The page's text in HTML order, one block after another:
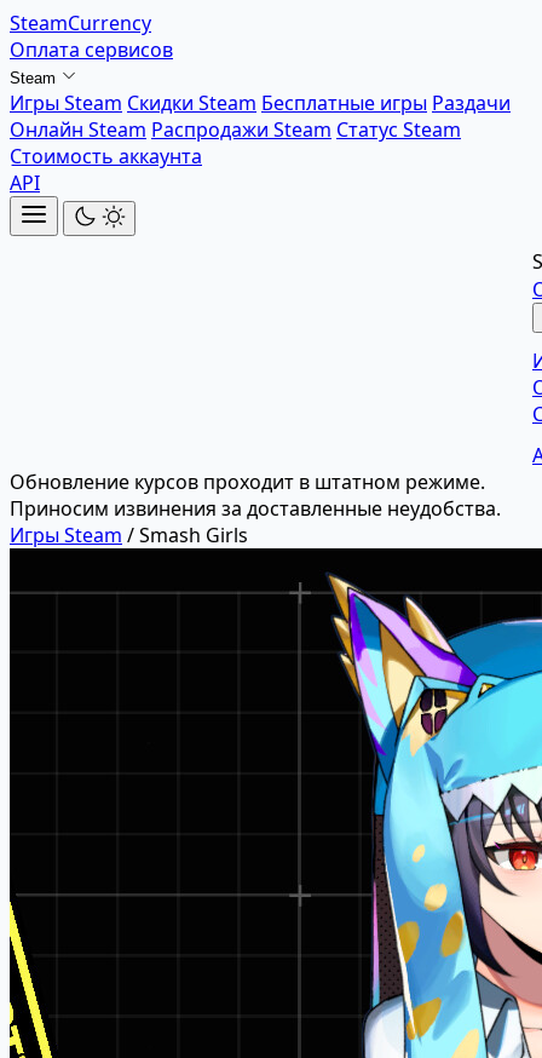
SteamCurrency
Оплата сервисов
Steam
Игры Steam Скидки Steam Бесплатные игры Раздачи
Онлайн Steam Распродажи Steam Статус Steam
Стоимость аккаунта
API
Обновление курсов проходит в штатном режиме.
Приносим извинения за доставленные неудобства.
Игры Steam /Smash Girls